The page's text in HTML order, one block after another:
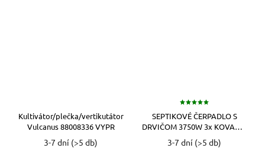
Kultivátor/plečka/vertikutátor
Vulcanus 88008336 VYPR
3-7 dní (>5 db)
SEPTIKOVÉ ČERPADLO S
DRVIČOM 3750W 3x KOVANIE
VYPR
3-7 dní (>5 db)